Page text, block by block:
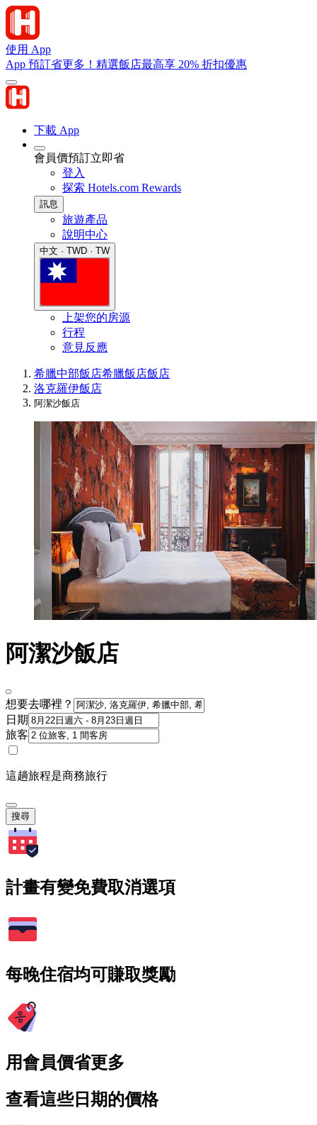
使用 App
App 預訂省更多！精選飯店最高享 20% 折扣優惠
下載 App
會員價預訂立即省
登入
探索 Hotels.com Rewards
訊息
旅遊產品
說明中心
中文 · TWD · TW
上架您的房源
行程
意見反應
希臘中部飯店希臘飯店飯店
洛克羅伊飯店
阿潔沙飯店
阿潔沙飯店
想要去哪裡？
日期
旅客
這趟旅程是商務旅行
搜尋
計畫有變免費取消選項
每晚住宿均可賺取獎勵
用會員價省更多
查看這些日期的價格